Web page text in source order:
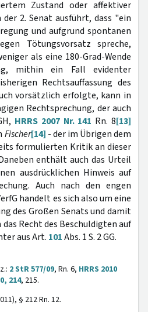
Zustand oder affektiver
der 2. Senat ausführt, dass "ein
und aufgrund spontanen
Tötungsvorsatz spreche,
als eine 180-Grad-Wende
mithin ein Fall evidenter
Rechtsauffassung des
vorsätzlich erfolgte, kann in
Rechtsprechung, der auch
HRRS 2007 Nr. 141 Rn. 8[13]
Fischer[14] - der im Übrigen dem
formulierten Kritik an dieser
enthält auch das Urteil
ausdrücklichen Hinweis auf
Auch nach den engen
handelt es sich also um eine
des Großen Senats und damit
Recht des Beschuldigten auf
aus Art. 101Abs. 1 S. 2 GG.
2 StR 577/09, Rn. 6, HRRS 2010
214, 215.
§ 212 Rn. 12.